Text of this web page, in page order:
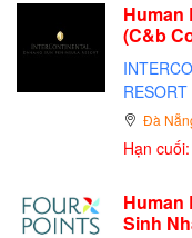
Human
(C&b
RESORT
Đà
Hạn cuối:
Human
Sinh